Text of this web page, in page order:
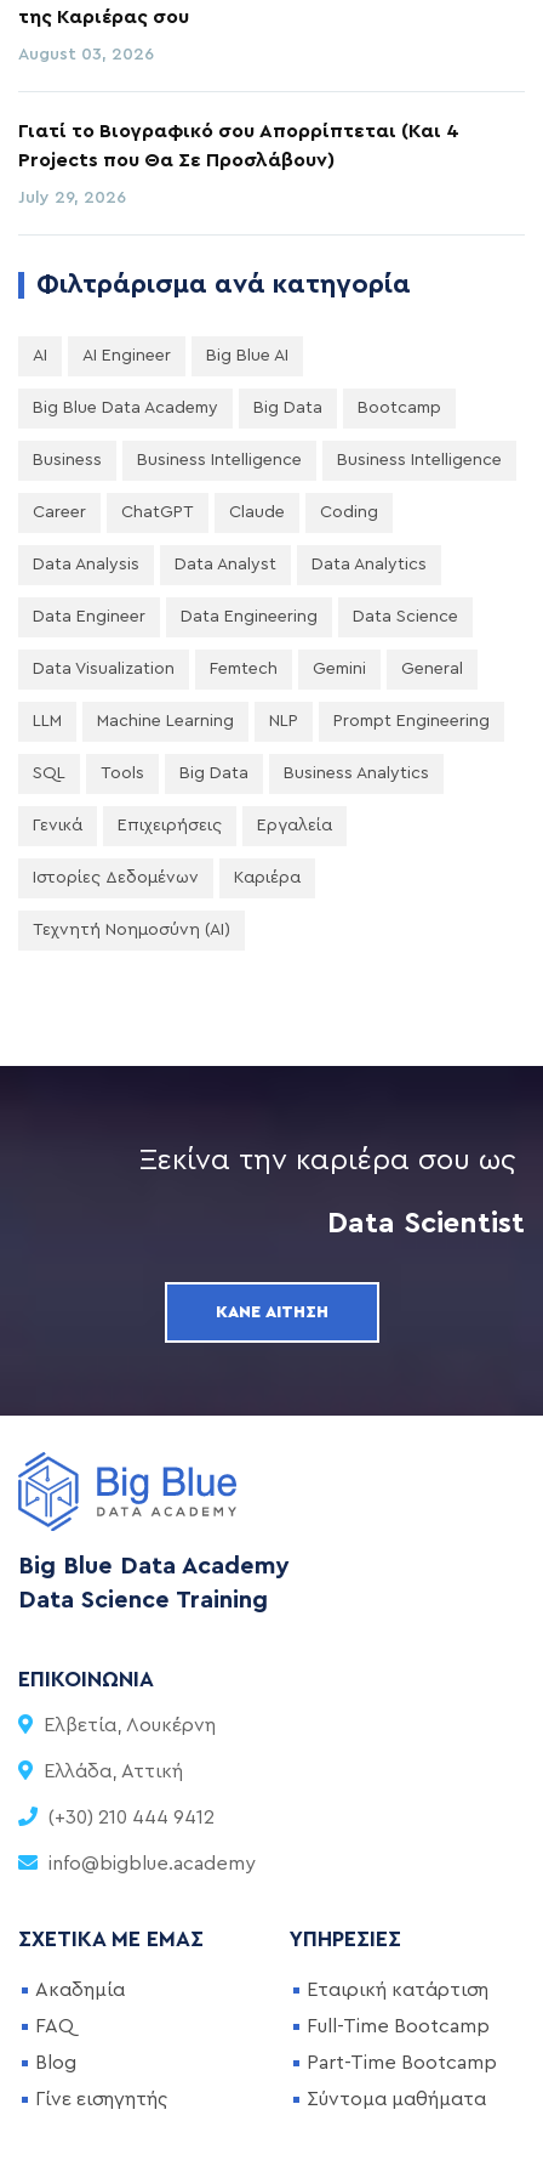
της Καριέρας σου
August 03, 2026
Γιατί το Βιογραφικό σου Απορρίπτεται (Και 4
Projects που Θα Σε Προσλάβουν)
July 29, 2026
Φιλτράρισμα ανά κατηγορία
AI AI Engineer Big Blue AI
Big Blue Data Academy Big Data Bootcamp
Business Business Intelligence Business Intelligence
Career ChatGPT Claude Coding
Data Analysis Data Analyst Data Analytics
Data Engineer Data Engineering Data Science
Data Visualization Femtech Gemini General
LLM Machine Learning NLP Prompt Engineering
SQL Tools Big Data Business Analytics
Γενικά Επιχειρήσεις Εργαλεία
Ιστορίες Δεδομένων Καριέρα
Τεχνητή Νοημοσύνη (AI)
Ξεκίνα την καριέρα σου ως
Data Scientist
ΚΆΝΕ ΑΊΤΗΣΗ
Big Blue Data Academy
Data Science Training
ΕΠΙΚΟΙΝΩΝΊΑ
Ελβετία, Λουκέρνη
Ελλάδα, Αττική
(+30) 210 444 9412
info@bigblue.academy
ΣΧΕΤΙΚΆ ΜΕ ΕΜΆΣ
Ακαδημία
FAQ
Blog
Γίνε εισηγητής
ΥΠΗΡΕΣΊΕΣ
Εταιρική κατάρτιση
Full-Time Bootcamp
Part-Time Bootcamp
Σύντομα μαθήματα